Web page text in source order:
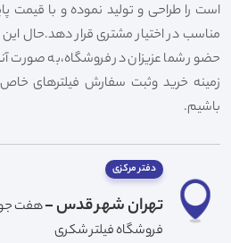
است را طراحی و تولید نموده و با قیمت
مناسب در اختیار مشتری قرار دهد.حال این
حضور شما عزیزان در فروشگاه،به صورت
زمینه خرید وثبت سفارش فیلترهای
باشیم.
دفتر مرکزی
تهران شهر قدس -هفت
فروشگاه فیلتر شکری